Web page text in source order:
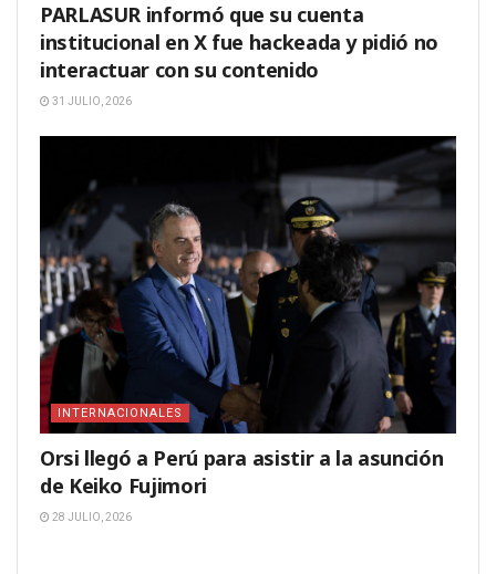
PARLASUR informó que su cuenta
institucional en X fue hackeada y pidió no
interactuar con su contenido
31 JULIO, 2026
INTERNACIONALES
Orsi llegó a Perú para asistir a la asunción
de Keiko Fujimori
28 JULIO, 2026